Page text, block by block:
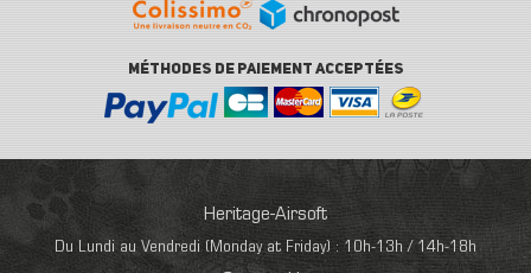
MÉTHODES DE PAIEMENT ACCEPTÉES
Heritage-Airsoft
Du Lundi au Vendredi (Monday at Friday) : 10h-13h / 14h-18h